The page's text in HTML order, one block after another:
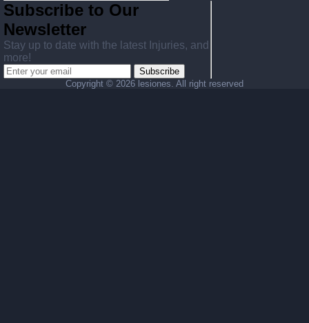
Subscribe to Our
Newsletter
Stay up to date with the latest Injuries, and
more!
Subscribe
Copyright © 2026 lesiones. All right reserved